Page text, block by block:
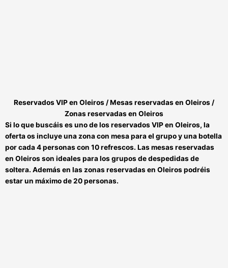
Reservados VIP en Oleiros / Mesas reservadas en Oleiros /
Zonas reservadas en Oleiros
Si lo que buscáis es uno de losreservados VIP en Oleiros, la
oferta os incluye una zona con mesa para el grupo y una botella
por cada 4 personas con 10 refrescos. Lasmesas reservadas
en Oleirosson ideales para los grupos de despedidas de
soltera. Además en las zonas reservadas en Oleirospodréis
estar un máximo de 20 personas.